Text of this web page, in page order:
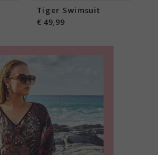
Tiger Swimsuit
€ 49,99